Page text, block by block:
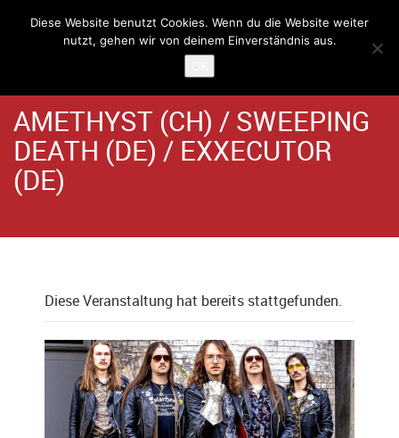
Angebote Schlachthaus
AMETHYST (CH) / SWEEPING
DEATH (DE) / EXXECUTOR
(DE)
Diese Veranstaltung hat bereits stattgefunden.
Diese Website benutzt Cookies. Wenn du die Website weiter
nutzt, gehen wir von deinem Einverständnis aus.